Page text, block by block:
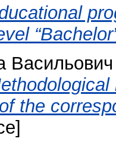
Васильович
the